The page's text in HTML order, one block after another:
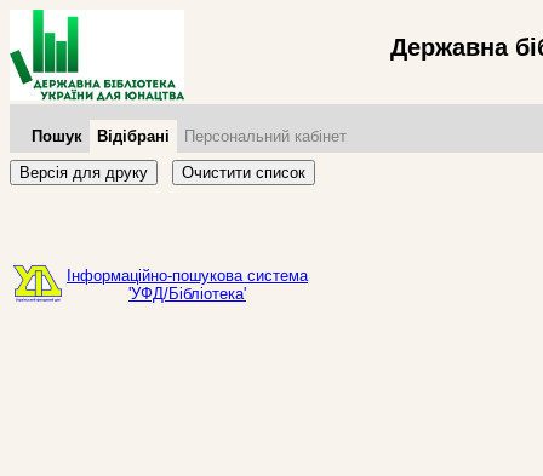
Державна
Пошук Відібрані
Персональний кабінет
Версія для друку
Очистити список
Інформаційно-пошукова система
'УФД/Бібліотека'